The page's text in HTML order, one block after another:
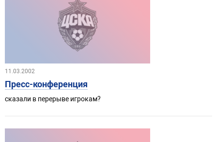
11.03.2002
Пресс-конференция
сказали в перерыве игрокам?